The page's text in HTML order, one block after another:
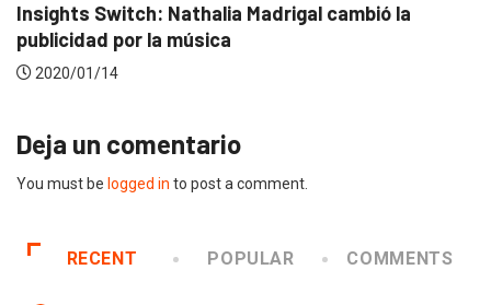
Conoce a los ganadores de Lux Awards 2019
2019/12/04
Deja un comentario
You must be logged in to post a comment.
RECENT POPULAR COMMENTS